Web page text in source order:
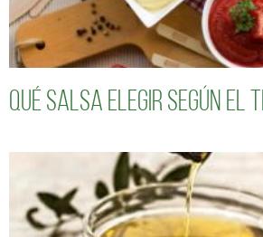
Qué salsa elegir según el